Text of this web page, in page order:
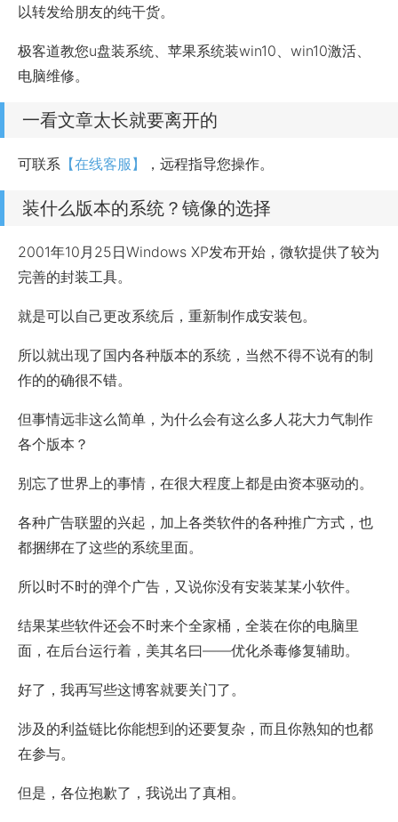
以转发给朋友的纯干货。
极客道教您u盘装系统、苹果系统装win10、win10激活、
电脑维修。
一看文章太长就要离开的
可联系 【在线客服】 ，远程指导您操作。
装什么版本的系统？镜像的选择
2001年10月25日Windows XP发布开始，微软提供了较为
完善的封装工具。
就是可以自己更改系统后，重新制作成安装包。
所以就出现了国内各种版本的系统，当然不得不说有的制
作的的确很不错。
但事情远非这么简单，为什么会有这么多人花大力气制作
各个版本？
别忘了世界上的事情，在很大程度上都是由资本驱动的。
各种广告联盟的兴起，加上各类软件的各种推广方式，也
都捆绑在了这些的系统里面。
所以时不时的弹个广告，又说你没有安装某某小软件。
结果某些软件还会不时来个全家桶，全装在你的电脑里
面，在后台运行着，美其名曰——优化杀毒修复辅助。
好了，我再写些这博客就要关门了。
涉及的利益链比你能想到的还要复杂，而且你熟知的也都
在参与。
但是，各位抱歉了，我说出了真相。